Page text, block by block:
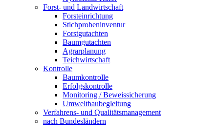
Forst- und Landwirtschaft
Forsteinrichtung
Stichprobeninventur
Forstgutachten
Baumgutachten
Agrarplanung
Teichwirtschaft
Kontrolle
Baumkontrolle
Erfolgskontrolle
Monitoring / Beweissicherung
Umweltbaubegleitung
Verfahrens- und Qualitätsmanagement
nach Bundesländern